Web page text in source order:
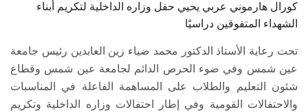
كورال هارموني عربي يحيي حفل وزاره الداخلية لتكريم أبناء
الشهداء المتفوقين دراسيًا
تحت رعاية الأستاذ الدكتور محمد ضياء زين العابدين رئيس جامعة
عين شمس وفي ضوء الحرص الدائم لجامعة عين شمس وقطاع
شئون التعليم والطلاب على المساهمة الفاعلة في المناسبات
والاحتفالات القومية وفي إطار احتفالات وزاره الداخلية وتكريم